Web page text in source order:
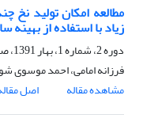
مطالعه امکان تولید نخ
زیاد با استفاده از
دوره 2، شماره 1، بهار 1391، صفحه
فرزانه امامی، احمد موسوی
مشاهده مقاله
اصل